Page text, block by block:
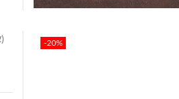
-20%